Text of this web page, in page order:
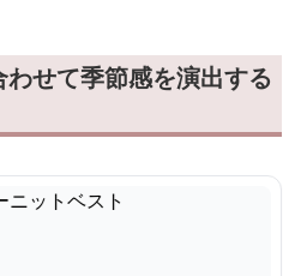
せて季節感を演出する